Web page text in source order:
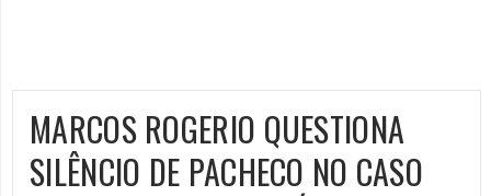
MARCOS ROGERIO QUESTIONA
SILÊNCIO DE PACHECO NO CASO